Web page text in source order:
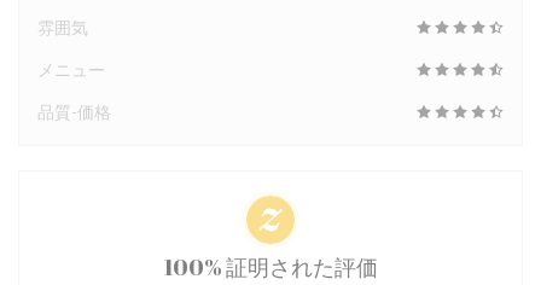
雰囲気
メニュー
品質-価格
100% 証明された評価